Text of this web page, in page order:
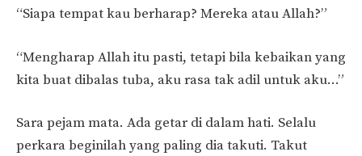
“Siapa tempat kau berharap? Mereka atau Allah?”
“Mengharap Allah itu pasti, tetapi bila kebaikan yang
kita buat dibalas tuba, aku rasa tak adil untuk aku…”
Sara pejam mata. Ada getar di dalam hati. Selalu
perkara beginilah yang paling dia takuti. Takut